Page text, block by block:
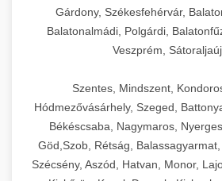
Gárdony, Székesfehérvár,
Balatonalmádi, Polgárdi,
Veszprém,
Szentes, Mindszent,
Hódmezővásárhely, Szeged,
Békéscsaba, Nagymaros,
Göd,Szob, Rétság, Balassagyarmat,
Szécsény, Aszód, Hatvan, Monor,